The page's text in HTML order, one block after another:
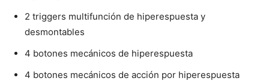
2 triggers multifunción de hiperespuesta y
desmontables
4 botones mecánicos de hiperespuesta
4 botones mecánicos de acción por hiperespuesta